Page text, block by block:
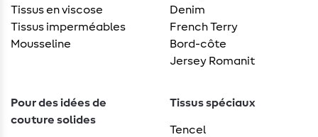
Tissus en viscose
Tissus imperméables
Mousseline
Denim
French Terry
Bord-côte
Jersey Romanit
Pour des idées de
couture solides
Tissus spéciaux
Tencel